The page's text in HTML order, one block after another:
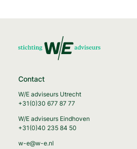
Contact
W/E adviseurs Utrecht
+31(0)30 677 87 77
W/E adviseurs Eindhoven
+31(0)40 235 84 50
w-e@w-e.nl